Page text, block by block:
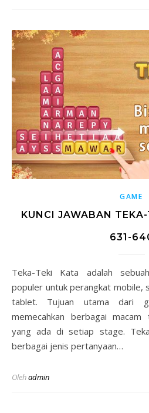
GAME
KUNCI JAWABAN
631-
Teka-Teki Kata adalah sebuah game teka-teki yang
populer untuk perangkat mobile,
tablet. Tujuan utama dari
memecahkan berbagai
yang ada di setiap stage.
berbagai jenis pertanyaan…
Olehadmin